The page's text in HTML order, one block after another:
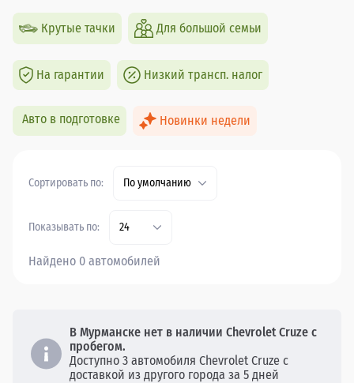
Крутые тачки Для большой семьи
На гарантии Низкий трансп. налог
Авто в подготовке Новинки недели
Сортировать по: По умолчанию
Показывать по: 24
Найдено 0 автомобилей
В Мурманске нет в наличии Chevrolet Cruze с
пробегом.
Доступно 3 автомобиля Chevrolet Cruze с
доставкой из другого города за 5 дней